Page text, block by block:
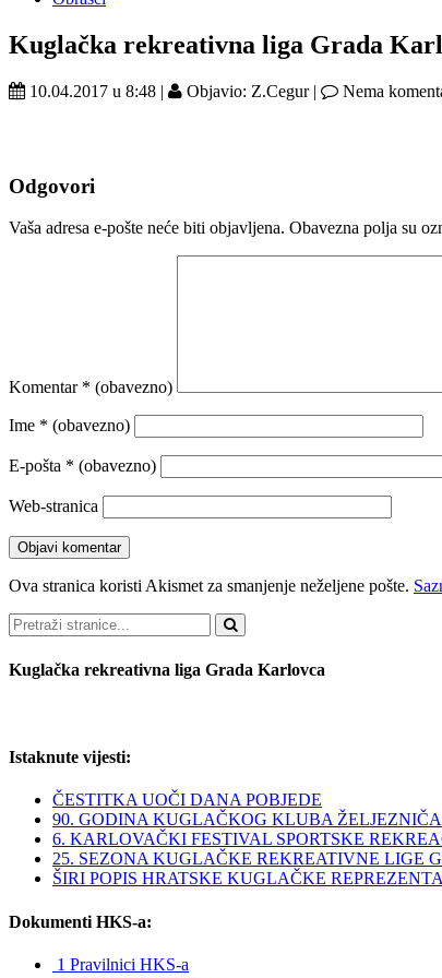
Kuglačka rekreativna liga Grada
10.04.2017 u 8:48 | Objavio: Z.Cegur | Nema
Odgovori
Vaša adresa e-pošte neće biti objavljena. Obavezna polja su
Komentar * (obavezno)
Ime * (obavezno)
E-pošta * (obavezno)
Web-stranica
Ova stranica koristi Akismet za smanjenje neželjene pošte.
Pretraži
Kuglačka rekreativna liga Grada Karlovca
Istaknute vijesti:
ČESTITKA UOČI DANA POBJEDE
90. GODINA KUGLAČKOG KLUBA
6. KARLOVAČKI FESTIVAL SPORTSKE
25. SEZONA KUGLAČKE REKREATIVNE LIGE
ŠIRI POPIS HRATSKE KUGLAČKE
Dokumenti HKS-a:
1 Pravilnici HKS-a